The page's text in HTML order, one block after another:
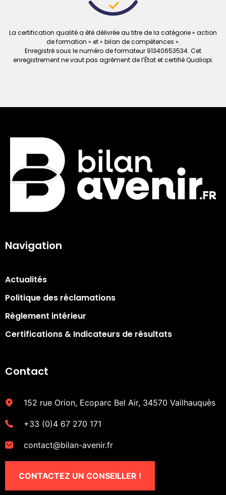
La certification qualité a été délivrée au titre de la catégorie « action
de formation » et « bilan de compétences ».
Enregistré sous le numéro de formateur 91340653534. Cet
enregistrement ne vautpas agrément de l’État et certifié Qualiopi.
Navigation
Actualités
Politique des réclamations
Règlement intérieur
Certifications & Indicateurs de résultats​
Contact
152 rue Orion, Ecoparc Bel Air, 34570 Vailhauquès
+33 (0)4 67 270 171
contact@bilan-avenir.fr
CONTACTEZ UN CONSEILLER !